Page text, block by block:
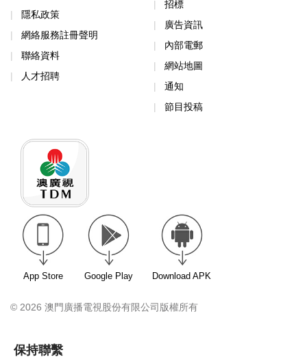
隱私政策
網絡服務註冊聲明
聯絡資料
人才招聘
招標
廣告資訊
內部電郵
網站地圖
通知
節目投稿
App Store Google Play Download APK
© 2026 澳門廣播電視股份有限公司版權所有
保持聯繫